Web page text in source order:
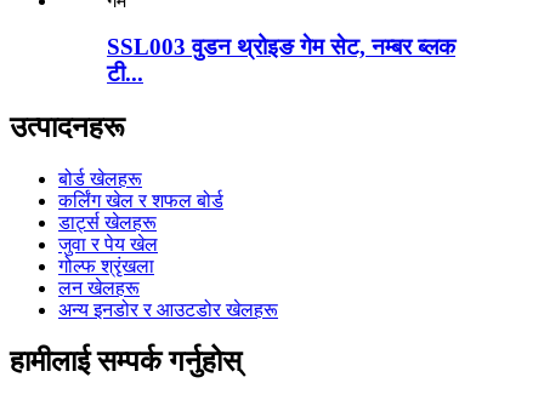
SSL003 वुडन थ्रोइङ गेम सेट, नम्बर ब्लक
टी...
उत्पादनहरू
बोर्ड खेलहरू
कर्लिंग खेल र शफल बोर्ड
डार्ट्स खेलहरू
जुवा र पेय खेल
गोल्फ श्रृंखला
लन खेलहरू
अन्य इनडोर र आउटडोर खेलहरू
हामीलाई सम्पर्क गर्नुहोस्